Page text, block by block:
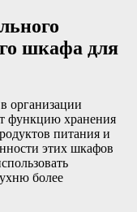
шкафа для
организации
функцию хранения
питания и
этих шкафов
более